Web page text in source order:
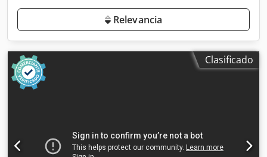
Relevancia
Clasificado